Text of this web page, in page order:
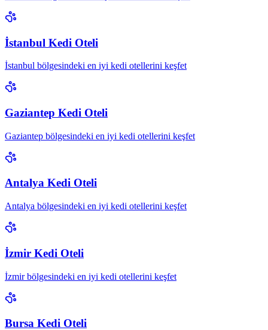
İstanbul Kedi Oteli
İstanbul bölgesindeki en iyi kedi otellerini keşfet
Gaziantep Kedi Oteli
Gaziantep bölgesindeki en iyi kedi otellerini keşfet
Antalya Kedi Oteli
Antalya bölgesindeki en iyi kedi otellerini keşfet
İzmir Kedi Oteli
İzmir bölgesindeki en iyi kedi otellerini keşfet
Bursa Kedi Oteli